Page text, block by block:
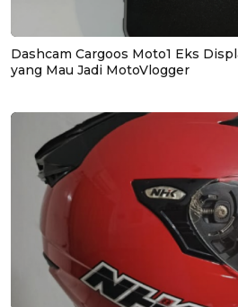
Dashcam Cargoos Moto1 Eks
yang Mau Jadi MotoVlogger